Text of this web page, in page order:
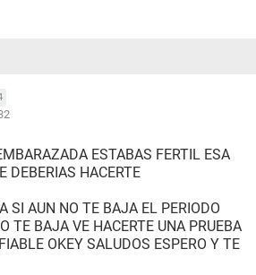
ESTABAS FERTIL ESA
DEBERIAS HACERTE
SI AUN NO TE BAJA EL PERIODO
TE BAJA VE HACERTE UNA PRUEBA
OKEY SALUDOS ESPERO Y TE